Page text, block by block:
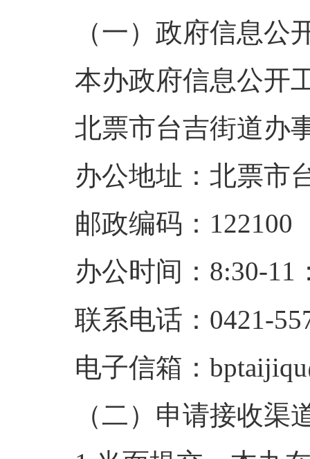
（一）政府信息公
本办政府信息公开
北票市台吉街道办
办公地址：北票市
邮政编码：122100
办公时间：8:30-11
联系电话：0421-
电子信箱：
（二）申请接收渠